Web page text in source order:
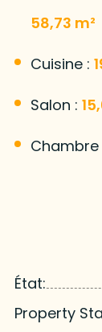
58,73 m²
Cuisine :
Salon :
Chambre
État:
Property